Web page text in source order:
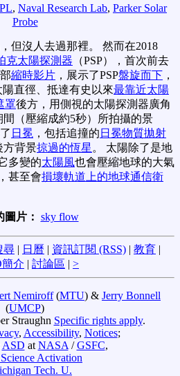
, Naval Research Lab, Parker Solar
Probe
但沒人去過那裡。 然而在2018
克太陽探測器 （PSP），首次前去
縮時影片 ，展示了PSP盤旋而下 ，
直徑、抵達有史以來最靠近太陽
罩後方，用側視的太陽探測器廣角
間（壓縮成約5秒）所拍攝的景
日冕 ，包括追撞的 日冕物質拋射
方背景掠過的恆星 。 太陽除了是地
多變的太陽風也會壓縮地球的大氣
甚至會損壞軌道上的地球通信衛
圖片： sky flow
尋 | 日曆 | 資訊訂閱 (RSS) | 教育 |
介 | 討論區 | >
Nemiroff(MTU) & Jerry Bonnell
(UMCP)
Straughn Specific rights apply.
, Accessibility, Notices;
ASD at NASA /GSFC,
Activation
Tech. U.